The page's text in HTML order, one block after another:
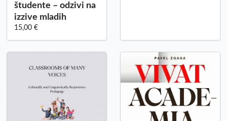
študente – odzivi na
izzive mladih
15,00 €